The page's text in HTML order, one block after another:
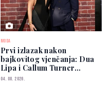
MODA
Prvi izlazak nakon
bajkovitog vjenčanja: Dua
Lipa i Callum Turner
zablistali u New Yorku
04. 08. 2026.